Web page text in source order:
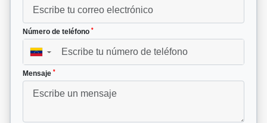
Número de teléfono *
▼
Mensaje *